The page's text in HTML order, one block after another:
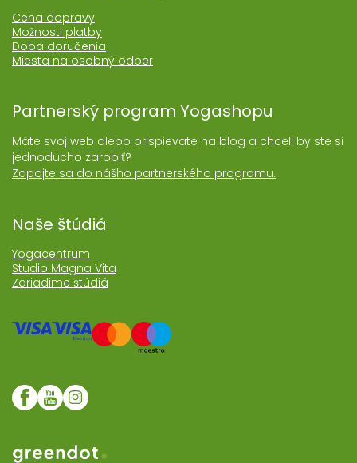
Cena dopravy
Možnosti platby
Doba doručenia
Miesta na osobný odber
Partnerský program Yogashopu
Máte svoj web alebo prispievate na blog a chceli by ste si
jednoducho zarobiť?
Zapojte sa do nášho partnerského programu.
Naše štúdiá
Yogacentrum
Studio Magna Vita
Zariadime štúdiá
Web realizoval Greendot